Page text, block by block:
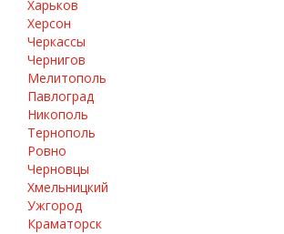
Харьков
Херсон
Черкассы
Чернигов
Мелитополь
Павлоград
Никополь
Тернополь
Ровно
Черновцы
Хмельницкий
Ужгород
Краматорск